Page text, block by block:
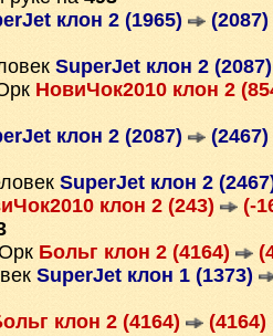
клон 2 (1965) (2087)
SuperJet клон 2
НовиЧок2010 клон 2
клон 2 (2087) (2467)
SuperJet клон 2
клон 2 (243)
(-
Больг клон 2 (4164)
SuperJet клон 1 (1373)
клон 2 (4164) (4164)